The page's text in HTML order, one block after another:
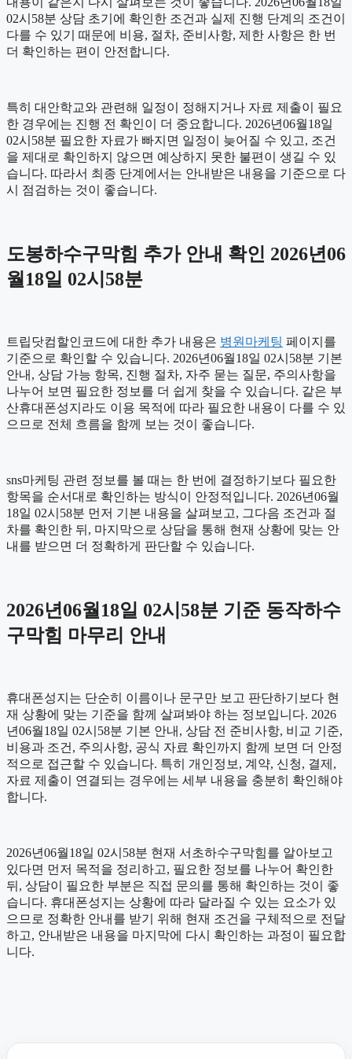
02시58분 상담 초기에 확인한 조건과 실제 진행 단계의 조건이
다를 수 있기 때문에 비용, 절차, 준비사항, 제한 사항은 한 번
더 확인하는 편이 안전합니다.
특히 대안학교와 관련해 일정이 정해지거나 자료 제출이 필요
한 경우에는 진행 전 확인이 더 중요합니다. 2026년06월18일
02시58분 필요한 자료가 빠지면 일정이 늦어질 수 있고, 조건
을 제대로 확인하지 않으면 예상하지 못한 불편이 생길 수 있
습니다. 따라서 최종 단계에서는 안내받은 내용을 기준으로 다
시 점검하는 것이 좋습니다.
도봉하수구막힘 추가 안내 확인 2026년06
월18일 02시58분
트립닷컴할인코드에 대한 추가 내용은 병원마케팅 페이지를
기준으로 확인할 수 있습니다. 2026년06월18일 02시58분 기본
안내, 상담 가능 항목, 진행 절차, 자주 묻는 질문, 주의사항을
나누어 보면 필요한 정보를 더 쉽게 찾을 수 있습니다. 같은 부
산휴대폰성지라도 이용 목적에 따라 필요한 내용이 다를 수 있
으므로 전체 흐름을 함께 보는 것이 좋습니다.
sns마케팅 관련 정보를 볼 때는 한 번에 결정하기보다 필요한
항목을 순서대로 확인하는 방식이 안정적입니다. 2026년06월
18일 02시58분 먼저 기본 내용을 살펴보고, 그다음 조건과 절
차를 확인한 뒤, 마지막으로 상담을 통해 현재 상황에 맞는 안
내를 받으면 더 정확하게 판단할 수 있습니다.
2026년06월18일 02시58분 기준 동작하수
구막힘 마무리 안내
휴대폰성지는 단순히 이름이나 문구만 보고 판단하기보다 현
재 상황에 맞는 기준을 함께 살펴봐야 하는 정보입니다. 2026
년06월18일 02시58분 기본 안내, 상담 전 준비사항, 비교 기준,
비용과 조건, 주의사항, 공식 자료 확인까지 함께 보면 더 안정
적으로 접근할 수 있습니다. 특히 개인정보, 계약, 신청, 결제,
자료 제출이 연결되는 경우에는 세부 내용을 충분히 확인해야
합니다.
2026년06월18일 02시58분 현재 서초하수구막힘를 알아보고
있다면 먼저 목적을 정리하고, 필요한 정보를 나누어 확인한
뒤, 상담이 필요한 부분은 직접 문의를 통해 확인하는 것이 좋
습니다. 휴대폰성지는 상황에 따라 달라질 수 있는 요소가 있
으므로 정확한 안내를 받기 위해 현재 조건을 구체적으로 전달
하고, 안내받은 내용을 마지막에 다시 확인하는 과정이 필요합
니다.